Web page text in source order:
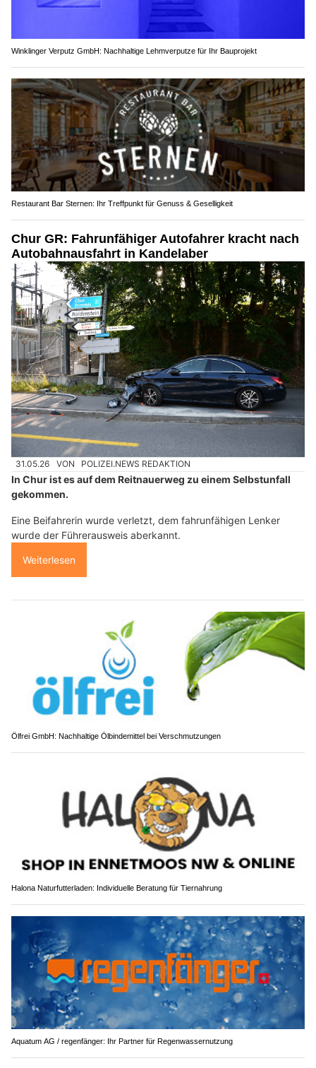
Winklinger Verputz GmbH: Nachhaltige Lehmverputze für Ihr Bauprojekt
Restaurant Bar Sternen: Ihr Treffpunkt für Genuss & Geselligkeit
Chur GR: Fahrunfähiger Autofahrer kracht nach
Autobahnausfahrt in Kandelaber
31.05.26 VON POLIZEI.NEWS REDAKTION
In Chur ist es auf dem Reitnauerweg zu einem Selbstunfall
gekommen.
Eine Beifahrerin wurde verletzt, dem fahrunfähigen Lenker
wurde der Führerausweis aberkannt.
Weiterlesen
Ölfrei GmbH: Nachhaltige Ölbindemittel bei Verschmutzungen
Halona Naturfutterladen: Individuelle Beratung für Tiernahrung
Aquatum AG / regenfänger: Ihr Partner für Regenwassernutzung